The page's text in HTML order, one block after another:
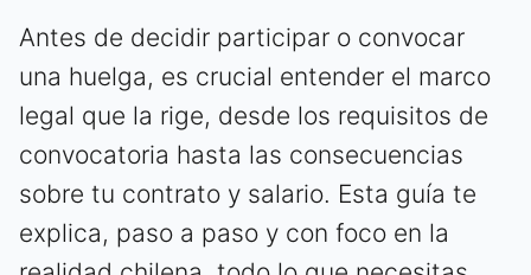
Antes de decidir participar o convocar
una huelga, es crucial entender el marco
legal que la rige, desde los requisitos de
convocatoria hasta las consecuencias
sobre tu contrato y salario. Esta guía te
explica, paso a paso y con foco en la